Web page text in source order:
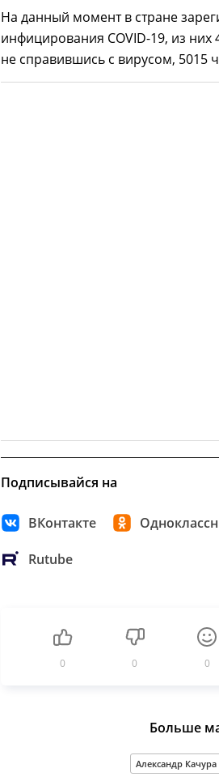
На данный момент в стране
инфицирования COVID-19, из
не справившись с вирусом, 5015
Подписывайся на
ВКонтакте
Rutube
0 0 0
Больше
Александр Качура